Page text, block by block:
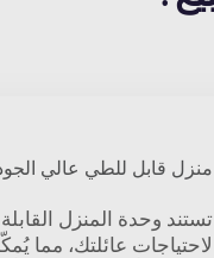
منزل قابل للطي عالي
تستند وحدة المنزل
لاحتياجات عائلتك، مما